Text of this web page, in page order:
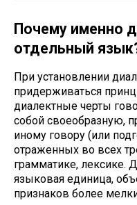
Почему именно
отдельный
При установлении
придерживаться
диалектные черты
собой своеобразную,
иному говору (или
отраженных во всех
грамматике, лексике.
языковая единица,
признаков более